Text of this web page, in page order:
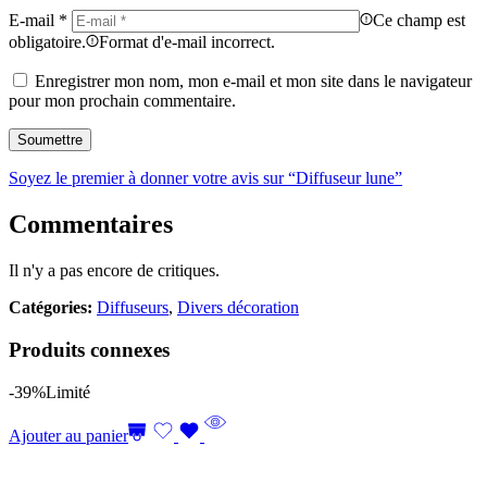
E-mail *
Ce champ est
obligatoire.
Format d'e-mail incorrect.
Enregistrer mon nom, mon e-mail et mon site dans le navigateur
pour mon prochain commentaire.
Soyez le premier à donner votre avis sur “Diffuseur lune”
Commentaires
Il n'y a pas encore de critiques.
Catégories: Diffuseurs, Divers décoration
Produits connexes
-39%Limité
Ajouter au panier